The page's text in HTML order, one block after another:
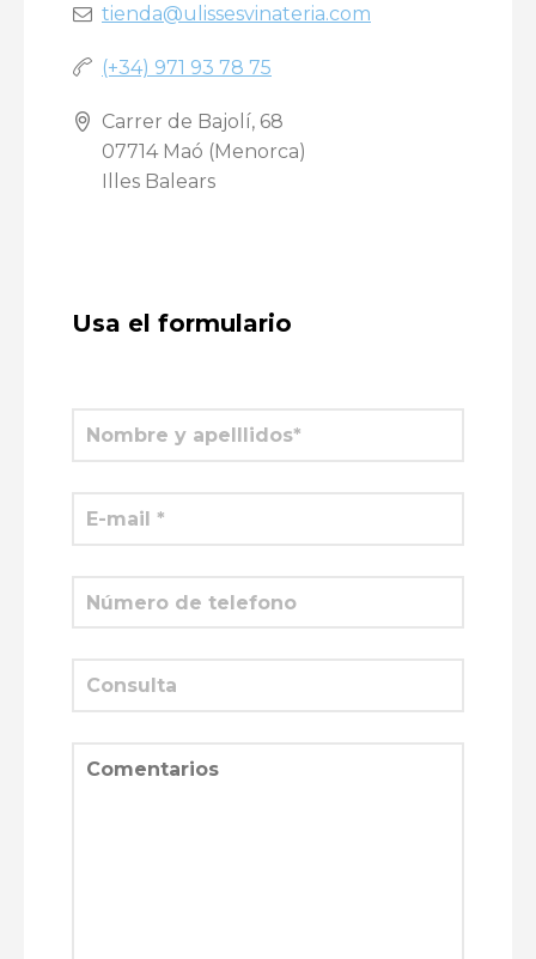
tienda@ulissesvinateria.com
(+34) 971 93 78 75
Carrer de Bajolí, 68
07714 Maó (Menorca)
Illes Balears
Usa el formulario